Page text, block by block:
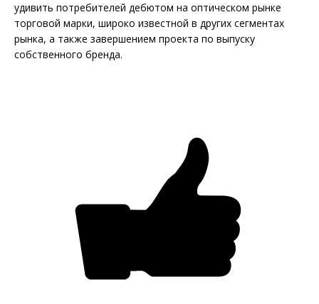
удивить потребителей дебютом на оптическом рынке
торговой марки, широко известной в других сегментах
рынка, а также завершением проекта по выпуску
собственного бренда.